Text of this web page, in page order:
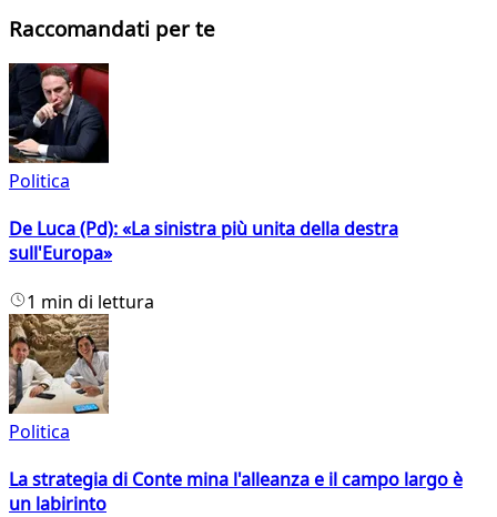
Raccomandati per te
Politica
De Luca (Pd): «La sinistra più unita della destra
sull'Europa»
1 min di lettura
Politica
La strategia di Conte mina l'alleanza e il campo largo è
un labirinto